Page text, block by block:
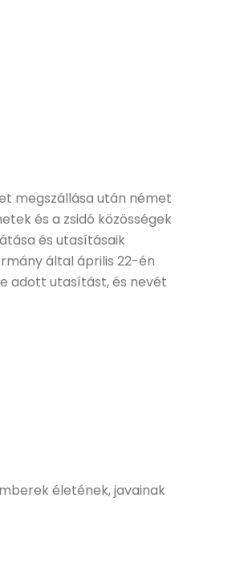
megszállása után német
és a zsidó közösségek
és utasításaik
által április 22-én
adott utasítást, és nevét
életének, javainak